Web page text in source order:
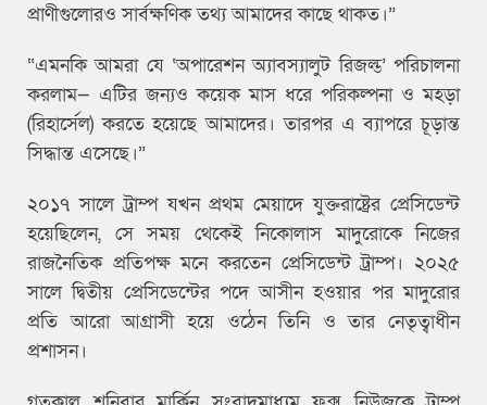
প্রাণীগুলোরও সার্বক্ষণিক তথ্য আমাদের কাছে থাকত।”
“এমনকি আমরা যে ‘অপারেশন অ্যাবস্যালুট রিজল্ভ’ পরিচালনা
করলাম— এটির জন্যও কয়েক মাস ধরে পরিকল্পনা ও মহড়া
(রিহার্সেল) করতে হয়েছে আমাদের। তারপর এ ব্যাপরে চূড়ান্ত
সিদ্ধান্ত এসেছে।”
২০১৭ সালে ট্রাম্প যখন প্রথম মেয়াদে যুক্তরাষ্ট্রের প্রেসিডেন্ট
হয়েছিলেন, সে সময় থেকেই নিকোলাস মাদুরোকে নিজের
রাজনৈতিক প্রতিপক্ষ মনে করতেন প্রেসিডেন্ট ট্রাম্প। ২০২৫
সালে দ্বিতীয় প্রেসিডেন্টের পদে আসীন হওয়ার পর মাদুরোর
প্রতি আরো আগ্রাসী হয়ে ওঠেন তিনি ও তার নেতৃত্বাধীন
প্রশাসন।